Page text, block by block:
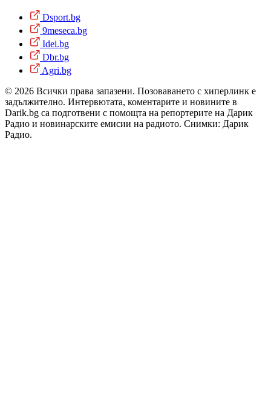
Dsport.bg
9meseca.bg
Idei.bg
Dbr.bg
Agri.bg
© 2026 Всички права запазени. Позоваването с хиперлинк е
задължително. Интервютата, коментарите и новините в
Darik.bg са подготвени с помощта на репортерите на Дарик
Радио и новинарските емисии на радиото. Снимки: Дарик
Радио.